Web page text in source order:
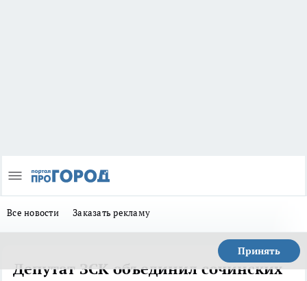
Все новости Заказать рекламу
Принять
Депутат ЗСК объединил сочинских